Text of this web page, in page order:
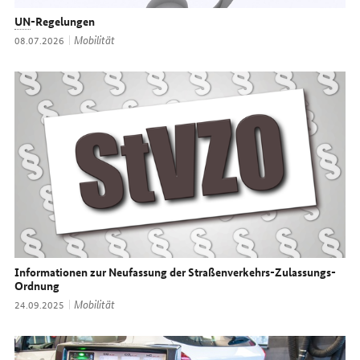
UN-Regelungen
Datum:
08.07.2026 Thema:
Mobilität
Informationen zur Neufassung der Straßenverkehrs-Zulassungs-
Ordnung
Datum:
24.09.2025 Thema:
Mobilität